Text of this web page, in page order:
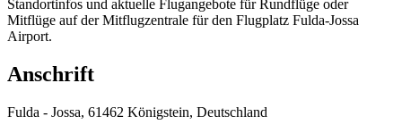
Standortinfos und aktuelle Flugangebote für Rundflüge oder
Mitflüge auf der Mitflugzentrale für den Flugplatz Fulda-Jossa
Airport.
Anschrift
Fulda - Jossa, 61462 Königstein, Deutschland